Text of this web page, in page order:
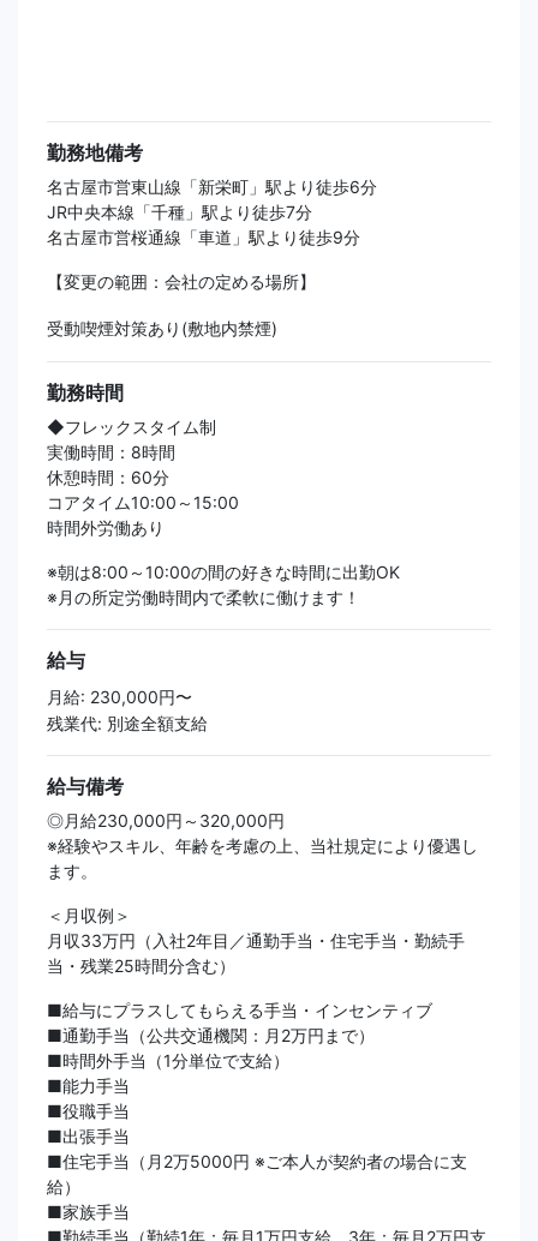
勤務地備考
名古屋市営東山線「新栄町」駅より徒歩6分
JR中央本線「千種」駅より徒歩7分
名古屋市営桜通線「車道」駅より徒歩9分
【変更の範囲：会社の定める場所】
受動喫煙対策あり(敷地内禁煙)
勤務時間
◆フレックスタイム制
実働時間：8時間
休憩時間：60分
コアタイム10:00～15:00
時間外労働あり
※朝は8:00～10:00の間の好きな時間に出勤OK
※月の所定労働時間内で柔軟に働けます！
給与
月給: 230,000円〜
残業代: 別途全額支給
給与備考
◎月給230,000円～320,000円
※経験やスキル、年齢を考慮の上、当社規定により優遇し
ます。
＜月収例＞
月収33万円（入社2年目／通勤手当・住宅手当・勤続手
当・残業25時間分含む）
■給与にプラスしてもらえる手当・インセンティブ
■通勤手当（公共交通機関：月2万円まで）
■時間外手当（1分単位で支給）
■能力手当
■役職手当
■出張手当
■住宅手当（月2万5000円 ※ご本人が契約者の場合に支
給）
■家族手当